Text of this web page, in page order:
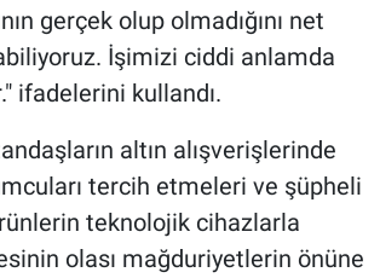
gerçek olup olmadığını net
İşimizi ciddi anlamda
ifadelerini kullandı.
altın alışverişlerinde
tercih etmeleri ve şüpheli
teknolojik cihazlarla
olası mağduriyetlerin önüne